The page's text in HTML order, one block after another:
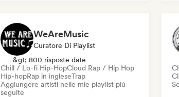
WeAreMusic
Curatore Di Playlist
&gt; 800 risposte date
Chill / Lo-fi Hip-HopCloud Rap / Hip Hop
Hip-hopRap in ingleseTrap
Aggiungere artisti nelle mie playlist più
seguite